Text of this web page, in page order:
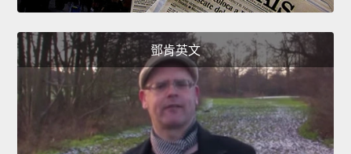
鄧肯英文